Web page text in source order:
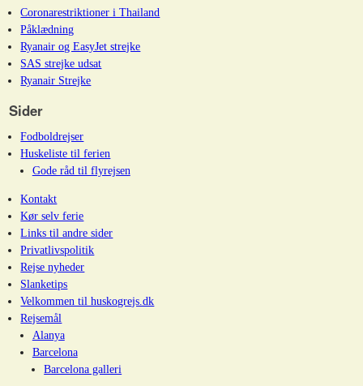
Coronarestriktioner i Thailand
Påklædning
Ryanair og EasyJet strejke
SAS strejke udsat
Ryanair Strejke
Sider
Fodboldrejser
Huskeliste til ferien
Gode råd til flyrejsen
Kontakt
Kør selv ferie
Links til andre sider
Privatlivspolitik
Rejse nyheder
Slanketips
Velkommen til huskogrejs.dk
Rejsemål
Alanya
Barcelona
Barcelona galleri